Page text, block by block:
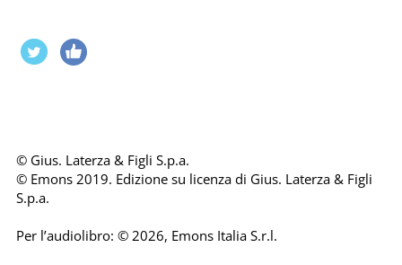
© Gius. Laterza & Figli S.p.a.
© Emons 2019. Edizione su licenza di Gius. Laterza & Figli
S.p.a.
Per l’audiolibro: © 2026, Emons Italia S.r.l.